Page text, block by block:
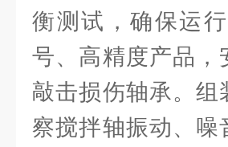
衡测试，确保运
号、高精度产品
敲击损伤轴承。
察搅拌轴振动、